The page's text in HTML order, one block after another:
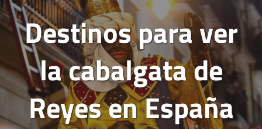
Destinos para ver
la cabalgata de
Reyes en España